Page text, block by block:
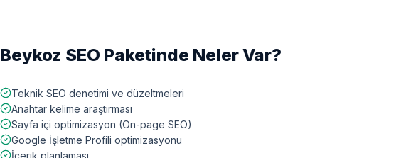
Beykoz SEO Paketinde Neler Var?
Teknik SEO denetimi ve düzeltmeleri
Anahtar kelime araştırması
Sayfa içi optimizasyon (On-page SEO)
Google İşletme Profili optimizasyonu
İçerik planlaması